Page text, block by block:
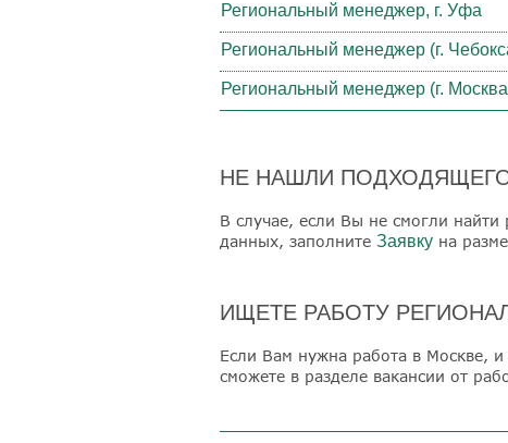
Региональный менеджер, г. Уфа
Региональный менеджер (г.
Региональный менеджер (г.
НЕ НАШЛИ
В случае, если Вы не смогли
данных, заполните Заявку на
ИЩЕТЕ РАБОТУ
Если Вам нужна работа в Москве,
сможете в разделе вакансии от